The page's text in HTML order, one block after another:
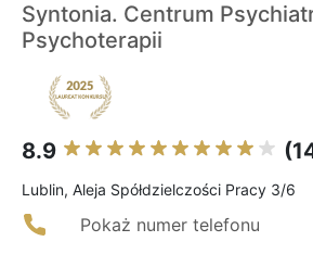
Syntonia. Centrum
Psychoterapii
8.9
Lublin, Aleja Spółdzielczości Pracy 3/6
Pokaż numer telefonu